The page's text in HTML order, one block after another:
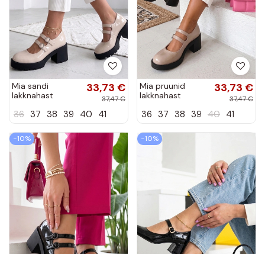
Mia sandi
lakknahast
33,73 €
37,47 €
36 37 38 39 40 41
Mia pruunid
lakknahast
33,73 €
37,47 €
36 37 38 39 40 41
−10% −10%